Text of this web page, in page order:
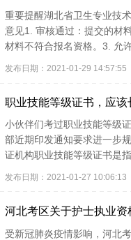
您的重要性，并会尊重您的
私政策》（下文简称“本政策
重要提醒湖北省卫生专业技
意见1. 审核通过：提交的材
材料不符合报名资格。3. 允
1日17时前联系所在考点申请
发布日期：2021-01-29 14:57:55
职业技能等级证书，应
小伙伴们考过职业技能等级
部近期印发通知要求进一步
证机构职业技能等级证书是
位和社会培训评价组织（以
容：证书名称、证书正文、
型、证件号码、职业名称、
发布日期：2021-01-27 10:06:13
河北考区关于护士执业
受新冠肺炎疫情影响，河北